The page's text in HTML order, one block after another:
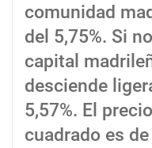
comunidad
del 5,75%. Si
capital
desciende
5,57%. El
cuadrado es